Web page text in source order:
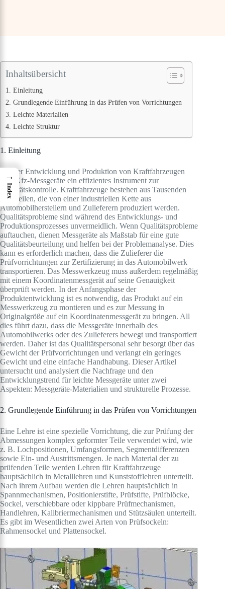
Inhaltsübersicht
1. Einleitung
2. Grundlegende Einführung in das Prüfen von Vorrichtungen
3. Leichte Materialien
4. Leichte Struktur
1. Einleitung
Bei der Entwicklung und Produktion von Kraftfahrzeugen
sind Kfz-Messgeräte ein effizientes Instrument zur
Qualitätskontrolle. Kraftfahrzeuge bestehen aus Tausenden
von Teilen, die von einer industriellen Kette aus
Automobilherstellern und Zulieferern produziert werden.
Qualitätsprobleme sind während des Entwicklungs- und
Produktionsprozesses unvermeidlich. Wenn Qualitätsprobleme
auftauchen, dienen Messgeräte als Maßstab für eine gute
Qualitätsbeurteilung und helfen bei der Problemanalyse. Dies
kann es erforderlich machen, dass die Zulieferer die
Prüfvorrichtungen zur Zertifizierung in das Automobilwerk
transportieren. Das Messwerkzeug muss außerdem regelmäßig
mit einem Koordinatenmessgerät auf seine Genauigkeit
überprüft werden. In der Anfangsphase der
Produktentwicklung ist es notwendig, das Produkt auf ein
Messwerkzeug zu montieren und es zur Messung in
Originalgröße auf ein Koordinatenmessgerät zu bringen. All
dies führt dazu, dass die Messgeräte innerhalb des
Automobilwerks oder des Zulieferers bewegt und transportiert
werden. Daher ist das Qualitätspersonal sehr besorgt über das
Gewicht der Prüfvorrichtungen und verlangt ein geringes
Gewicht und eine einfache Handhabung. Dieser Artikel
untersucht und analysiert die Nachfrage und den
Entwicklungstrend für leichte Messgeräte unter zwei
Aspekten: Messgeräte-Materialien und strukturelle Prozesse.
2. Grundlegende Einführung in das Prüfen von Vorrichtungen
Eine Lehre ist eine spezielle Vorrichtung, die zur Prüfung der
Abmessungen komplex geformter Teile verwendet wird, wie
z. B. Lochpositionen, Umfangsformen, Segmentdifferenzen
sowie Ein- und Austrittsmengen. Je nach Material der zu
prüfenden Teile werden Lehren für Kraftfahrzeuge
hauptsächlich in Metalllehren und Kunststofflehren unterteilt.
Nach ihrem Aufbau werden die Lehren hauptsächlich in
Spannmechanismen, Positionierstifte, Prüfstifte, Prüfblöcke,
Sockel, verschiebbare oder kippbare Prüfmechanismen,
Handlehren, Kalibriermechanismen und Stützsäulen unterteilt.
Es gibt im Wesentlichen zwei Arten von Prüfsockeln:
Rahmensockel und Plattensockel.
→
Index